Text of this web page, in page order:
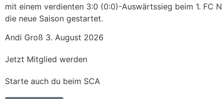
mit einem verdienten 3:0 (0:0)-Auswärtssieg beim 1. FC
die neue Saison gestartet.
Andi Groß 3. August 2026
Jetzt Mitglied werden
Starte auch du beim SCA